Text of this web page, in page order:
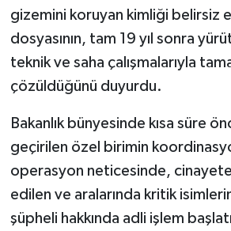
gizemini koruyan kimliği belirsiz
dosyasının, tam 19 yıl sonra
teknik ve saha çalışmalarıyla
çözüldüğünü duyurdu.
Bakanlık bünyesinde kısa süre
geçirilen özel birimin
operasyon neticesinde, cinayete
edilen ve aralarında kritik
şüpheli hakkında adli işlem
MANŞET
Manyas
OTOMOTİV
Resmi İlanlar
SAĞLIK